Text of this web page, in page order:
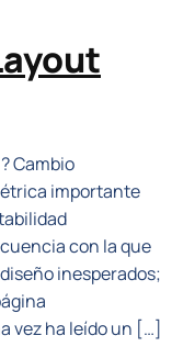
Cambio
importante
con la que
inesperados;
vez ha leído un […]